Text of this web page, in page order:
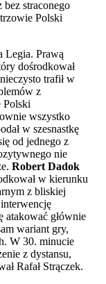
straconego
Polski
Legia. Prawą
dośrodkował
trafił w
z
Polski
wszystko
w szesnastkę
od jednego z
nie
Robert Dadok
w kierunku
z bliskiej
atakować głównie
wariant gry,
W 30. minucie
z dystansu,
Rafał Strączek.